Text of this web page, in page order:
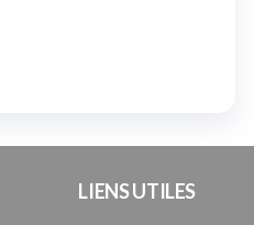
LIENS UTILES